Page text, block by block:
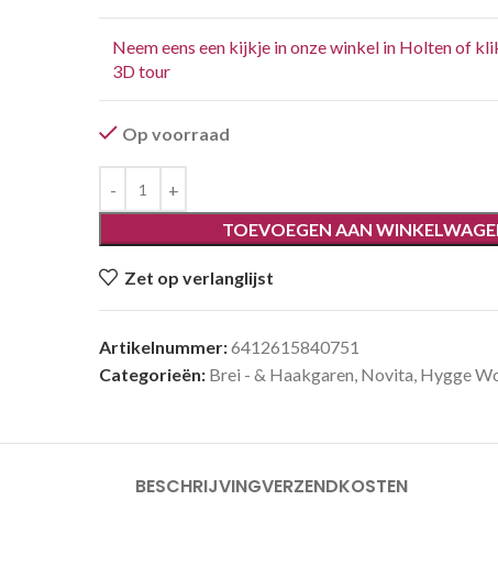
Neem eens een kijkje in onze winkel in Holten of
3D tour
Op voorraad
TOEVOEGEN AAN
Zet op verlanglijst
Artikelnummer:6412615840751
Categorieën: Brei - & Haakgaren, Novita, Hygge
BESCHRIJVINGVERZENDKOSTEN